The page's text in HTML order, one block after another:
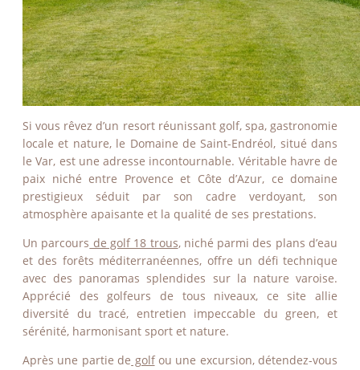
Si vous rêvez d’un resort réunissant golf, spa, gastronomie
locale et nature, le Domaine de Saint-Endréol, situé dans
le Var, est une adresse incontournable. Véritable havre de
paix niché entre Provence et Côte d’Azur, ce domaine
prestigieux séduit par son cadre verdoyant, son
atmosphère apaisante et la qualité de ses prestations.
Un parcours de golf 18 trous, niché parmi des plans d’eau
et des forêts méditerranéennes, offre un défi technique
avec des panoramas splendides sur la nature varoise.
Apprécié des golfeurs de tous niveaux, ce site allie
diversité du tracé, entretien impeccable du green, et
sérénité, harmonisant sport et nature.
Après une partie de golfou une excursion, détendez-vous